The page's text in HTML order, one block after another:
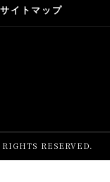
サイトマップ
RIGHTS RESERVED.